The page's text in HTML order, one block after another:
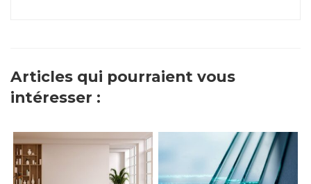
Articles qui pourraient vous
intéresser :